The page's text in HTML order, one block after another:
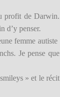
profit de Darwin.
d’y penser.
femme autiste
Je pense que
» et le récit